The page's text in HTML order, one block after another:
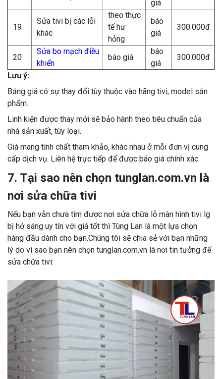
giá
19
Sửa tivi bị các lỗi
khác
theo thực
tế hư
hỏng
báo
giá
300.000đ
20
Sửa bo mạch điều
khiển
báo giá
báo
giá
300.000đ
Lưu ý:
Bảng giá có sự thay đổi tùy thuộc vào hãng tivi, model sản
phẩm.
Linh kiện được thay mới sẽ bảo hành theo tiêu chuẩn của
nhà sản xuất, tùy loại.
Giá mang tính chất tham khảo, khác nhau ở mỗi đơn vị cung
cấp dịch vụ. Liên hệ trực tiếp để được báo giá chính xác.
7. Tại sao nên chọn tunglan.com.vn là
nơi sửa chữa tivi
Nếu bạn vẫn chưa tìm được nơi sửa chữa lỗ màn hình tivi lg
bị hở sáng uy tín với giá tốt thì Tùng Lan là một lựa chọn
hàng đầu dành cho bạn.Chúng tôi sẽ chia sẻ với bạn những
lý do vì sao bạn nên chọn tunglan.com.vn là nơi tin tưởng để
sửa chữa tivi: